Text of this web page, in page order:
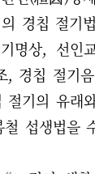
경칩 절기
명상, 선인
, 경칩 절기
기의 유래
섭생법을